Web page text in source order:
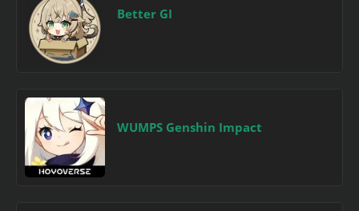
Better GI
WUMPS Genshin Impact